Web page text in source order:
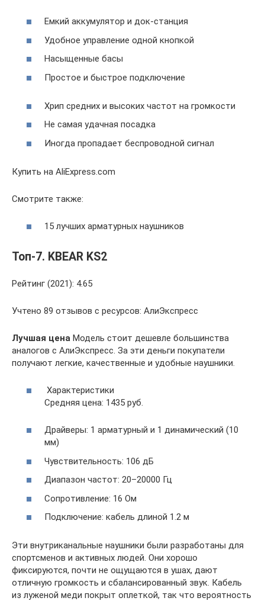
Емкий аккумулятор и док-станция
Удобное управление одной кнопкой
Насыщенные басы
Простое и быстрое подключение
Хрип средних и высоких частот на громкости
Не самая удачная посадка
Иногда пропадает беспроводной сигнал
Купить на AliExpress.com
Смотрите также:
15 лучших арматурных наушников
Топ-7. KBEAR KS2
Рейтинг (2021): 4.65
Учтено 89 отзывов с ресурсов: АлиЭкспресс
Лучшая цена Модель стоит дешевле большинства
аналогов с АлиЭкспресс. За эти деньги покупатели
получают легкие, качественные и удобные наушники.
Характеристики
Средняя цена: 1435 руб.
Драйверы: 1 арматурный и 1 динамический (10
мм)
Чувствительность: 106 дБ
Диапазон частот: 20–20000 Гц
Сопротивление: 16 Ом
Подключение: кабель длиной 1.2 м
Эти внутриканальные наушники были разработаны для
спортсменов и активных людей. Они хорошо
фиксируются, почти не ощущаются в ушах, дают
отличную громкость и сбалансированный звук. Кабель
из луженой меди покрыт оплеткой, так что вероятность